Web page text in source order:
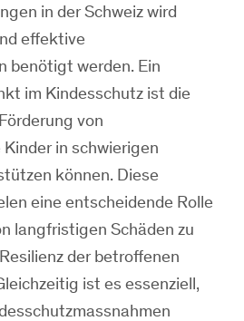
in der Schweiz wird
effektive
benötigt werden. Ein
im Kindesschutz ist die
von
in schwierigen
können. Diese
eine entscheidende Rolle
langfristigen Schäden zu
der betroffenen
ist es essenziell,